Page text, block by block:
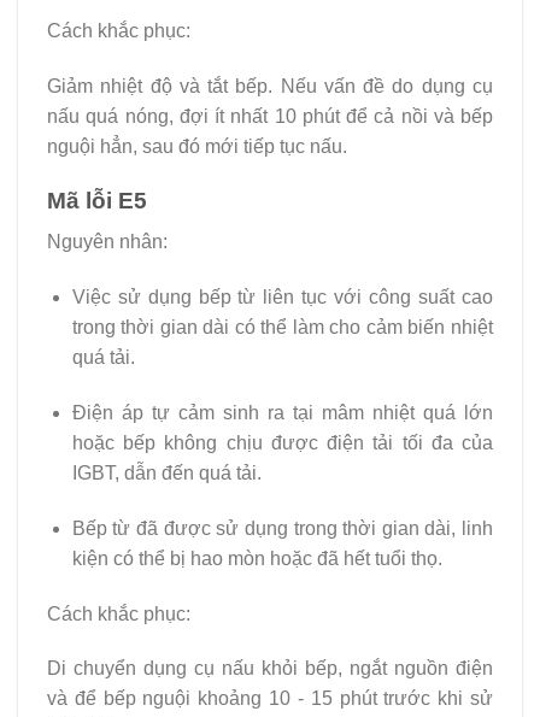
Cách khắc phục:
Giảm nhiệt độ và tắt bếp. Nếu vấn đề do dụng cụ
nấu quá nóng, đợi ít nhất 10 phút để cả nồi và bếp
nguội hẳn, sau đó mới tiếp tục nấu.
Mã lỗi E5
Nguyên nhân:
Việc sử dụng bếp từ liên tục với công suất cao
trong thời gian dài có thể làm cho cảm biến nhiệt
quá tải.
Điện áp tự cảm sinh ra tại mâm nhiệt quá lớn
hoặc bếp không chịu được điện tải tối đa của
IGBT, dẫn đến quá tải.
Bếp từ đã được sử dụng trong thời gian dài, linh
kiện có thể bị hao mòn hoặc đã hết tuổi thọ.
Cách khắc phục:
Di chuyển dụng cụ nấu khỏi bếp, ngắt nguồn điện
và để bếp nguội khoảng 10 - 15 phút trước khi sử